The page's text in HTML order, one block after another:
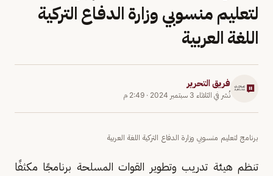
لتعليم منسوبي وزارة الدفاع التركية
اللغة العربية
فريق التحرير
نُشر في الثلاثاء 3 سبتمبر 2024 · 2:49 م
برنامج لتعليم منسوبي وزارة الدفاع التركية اللغة العربية
تنظم هيئة تدريب وتطوير القوات المسلحة برنامجًا مكثفًا